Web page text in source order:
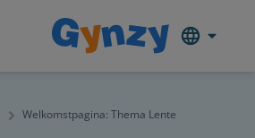
Welkomstpagina: Thema Lente